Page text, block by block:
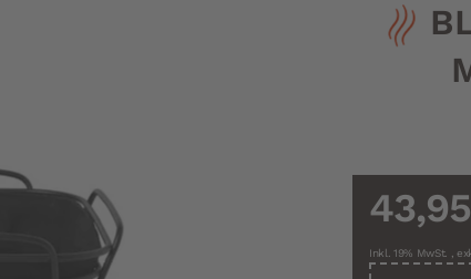
Inkl. 19% MwSt. ,